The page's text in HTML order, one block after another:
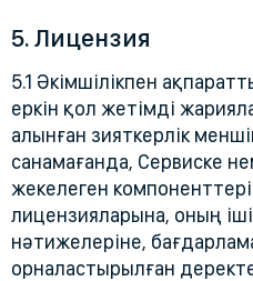
5. Лицензия
5.1 Әкімшілікпен
еркін қол жетімді
алынған зияткерлік
санамағанда, Сервиске
жекелеген
лицензияларына, оның
нәтижелеріне,
орналастырылған